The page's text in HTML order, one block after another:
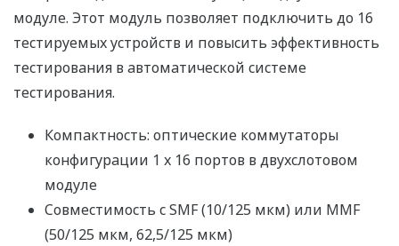
модуле. Этот модуль позволяет подключить до 16
тестируемых устройств и повысить эффективность
тестирования в автоматической системе
тестирования.
Компактность: оптические коммутаторы
конфигурации 1 x 16 портов в двухслотовом
модуле
Совместимость с SMF (10/125 мкм) или MMF
(50/125 мкм, 62,5/125 мкм)